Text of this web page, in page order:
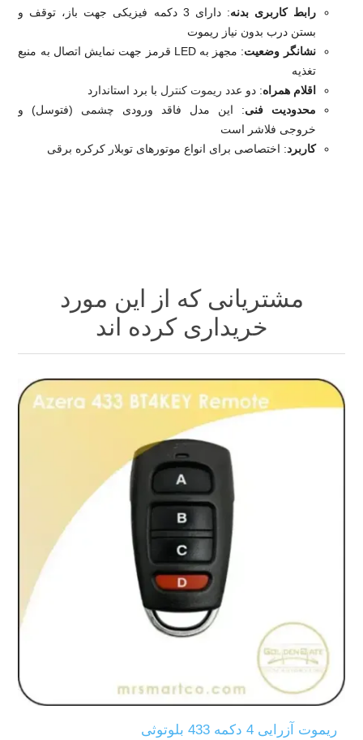
رابط کاربری بدنه
: دارای 3 دکمه فیزیکی جهت باز، توقف و
بستن درب بدون نیاز ریموت
نشانگر وضعیت
: مجهز به LED قرمز جهت نمایش اتصال به منبع
تغذیه
اقلام همراه: دو عدد ریموت کنترل با برد استاندارد
محدودیت فنی: این مدل فاقد ورودی چشمی (فتوسل) و
خروجی فلاشر است
کاربرد: اختصاصی برای انواع موتورهای توبلار کرکره برقی
مشتریانی که از این مورد
خریداری کرده اند
ریموت آزرایی 4 دکمه 433 بلوتوثی